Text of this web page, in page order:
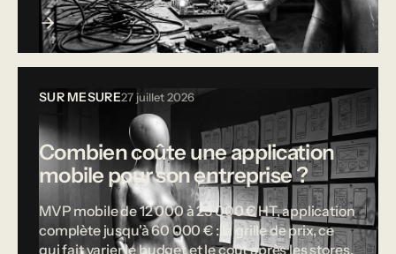
SUR MESURE27 juillet 2026
Combien coûte une application
mobile pour son entreprise ?
MVP mobile de 12 000 à 25 000 € HT, application
complète jusqu'à 60 000 € : la grille de prix, ce
qui fait varier le budget et le coût après les stores.